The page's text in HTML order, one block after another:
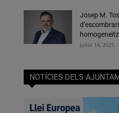
Josep M.
juliol 14, 2025
NOTÍCIES DELS